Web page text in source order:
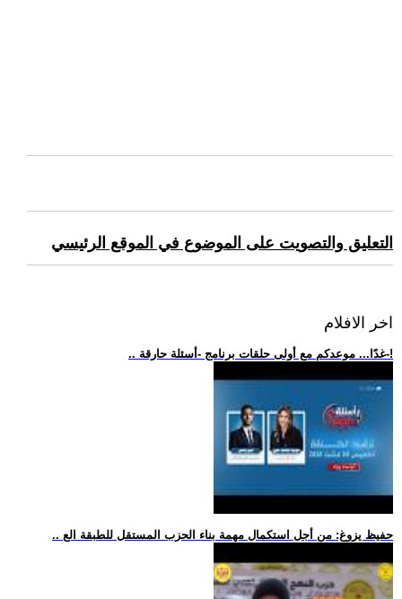
التعليق والتصويت على الموضوع في الموقع الرئيسي
اخر الافلام
.. غدًا... موعدكم مع أولى حلقات برنامج -أسئلة حارقة-!
.. حفيظ يزوغ: من أجل استكمال مهمة بناء الحزب المستقل للطبقة الع